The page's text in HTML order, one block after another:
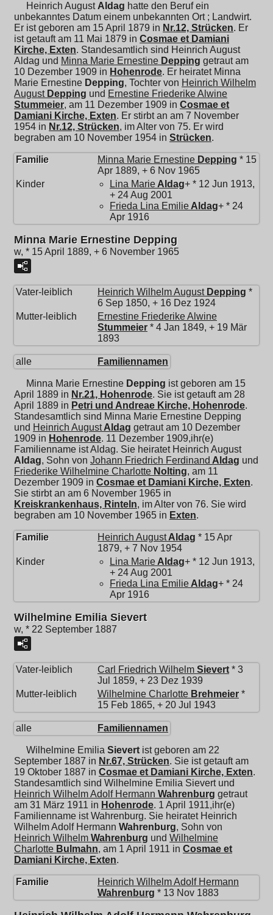
Heinrich August Aldag hatte den Beruf ein
unbekanntes Datum einem unbekannten Ort ; Landwirt.
Er ist geboren am 15 April 1879 in Nr.12, Strücken. Er
ist getauft am 11 Mai 1879 in Cosmae et Damiani
Kirche, Exten. Standesamtlich sind Heinrich August
Aldag und Minna Marie Ernestine Depping getraut am
10 Dezember 1909 in Hohenrode. Er heiratet Minna
Marie Ernestine Depping, Tochter von Heinrich Wilhelm
August Depping und Ernestine Friederike Alwine
Stummeier, am 11 Dezember 1909 in Cosmae et
Damiani Kirche, Exten. Er stirbt an am 7 November
1954 in Nr.12, Strücken, im Alter von 75. Er wird
begraben am 10 November 1954 in Strücken.
Familie Minna Marie Ernestine Depping * 15
Apr 1889, + 6 Nov 1965
Kinder
Lina Marie Aldag+ * 12 Jun 1913,
+ 24 Aug 2001
Frieda Lina Emilie Aldag+ * 24
Apr 1916
Minna Marie Ernestine Depping
w, * 15 April 1889, + 6 November 1965
Vater-leiblich Heinrich Wilhelm August Depping *
6 Sep 1850, + 16 Dez 1924
Mutter-leiblich
Ernestine Friederike Alwine
Stummeier * 4 Jan 1849, + 19 Mär
1893
alle Familiennamen
Minna Marie Ernestine Depping ist geboren am 15
April 1889 in Nr.21, Hohenrode. Sie ist getauft am 28
April 1889 in Petri und Andreae Kirche, Hohenrode.
Standesamtlich sind Minna Marie Ernestine Depping
und Heinrich August Aldag getraut am 10 Dezember
1909 in Hohenrode. 11 Dezember 1909,ihr(e)
Familienname ist Aldag. Sie heiratet Heinrich August
Aldag, Sohn von Johann Friedrich Ferdinand Aldag und
Friederike Wilhelmine Charlotte Nolting, am 11
Dezember 1909 in Cosmae et Damiani Kirche, Exten.
Sie stirbt an am 6 November 1965 in
Kreiskrankenhaus, Rinteln, im Alter von 76. Sie wird
begraben am 10 November 1965 in Exten.
Familie Heinrich August Aldag * 15 Apr
1879, + 7 Nov 1954
Kinder
Lina Marie Aldag+ * 12 Jun 1913,
+ 24 Aug 2001
Frieda Lina Emilie Aldag+ * 24
Apr 1916
Wilhelmine Emilia Sievert
w, * 22 September 1887
Vater-leiblich Carl Friedrich Wilhelm Sievert * 3
Jul 1859, + 23 Dez 1939
Mutter-leiblich
Wilhelmine Charlotte Brehmeier *
15 Feb 1865, + 20 Jul 1943
alle Familiennamen
Wilhelmine Emilia Sievert ist geboren am 22
September 1887 in Nr.67, Strücken. Sie ist getauft am
19 Oktober 1887 in Cosmae et Damiani Kirche, Exten.
Standesamtlich sind Wilhelmine Emilia Sievert und
Heinrich Wilhelm Adolf Hermann Wahrenburg getraut
am 31 März 1911 in Hohenrode. 1 April 1911,ihr(e)
Familienname ist Wahrenburg. Sie heiratet Heinrich
Wilhelm Adolf Hermann Wahrenburg, Sohn von
Heinrich Wilhelm Wahrenburg und Wilhelmine
Charlotte Bulmahn, am 1 April 1911 in Cosmae et
Damiani Kirche, Exten.
Familie
Heinrich Wilhelm Adolf Hermann
Wahrenburg * 13 Nov 1883